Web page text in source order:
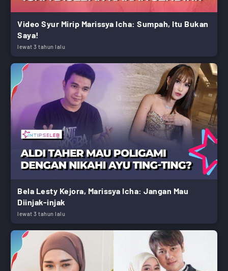
Video Syur Mirip Marissya Icha: Sumpah, Itu Bukan
Saya!
lewat 3 tahun lalu
Bela Lesty Kejora, Marissya Icha: Jangan Mau
Diinjak-injak
lewat 3 tahun lalu